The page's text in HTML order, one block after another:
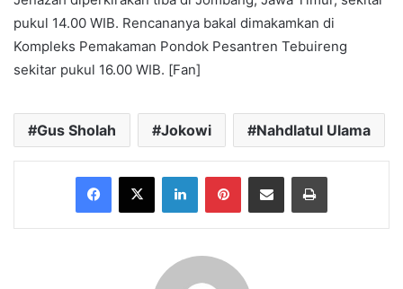
pukul 14.00 WIB. Rencananya bakal dimakamkan di
Kompleks Pemakaman Pondok Pesantren Tebuireng
sekitar pukul 16.00 WIB. [Fan]
Gus Sholah Jokowi Nahdlatul Ulama
Facebook
X LinkedInPinterestShare via Email Print